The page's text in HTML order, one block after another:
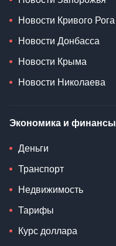
Новости Кривого Рога
Новости Донбасса
Новости Крыма
Новости Николаева
Экономика и финансы
Деньги
Транспорт
Недвижимость
Тарифы
Курс доллара